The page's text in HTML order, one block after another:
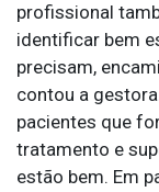
profissional
identificar bem
precisam,
contou a
pacientes que
tratamento e
estão bem. Em